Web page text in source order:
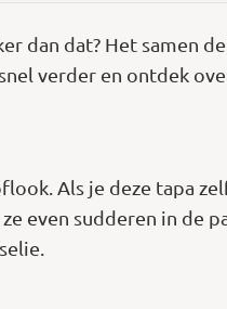
dan dat? Het samen
verder en ontdek
Als je deze tapa
even sudderen in de